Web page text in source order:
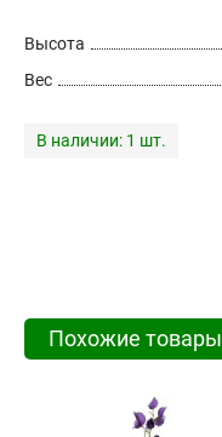
Высота
Вес
В наличии: 1 шт.
Похожие товары